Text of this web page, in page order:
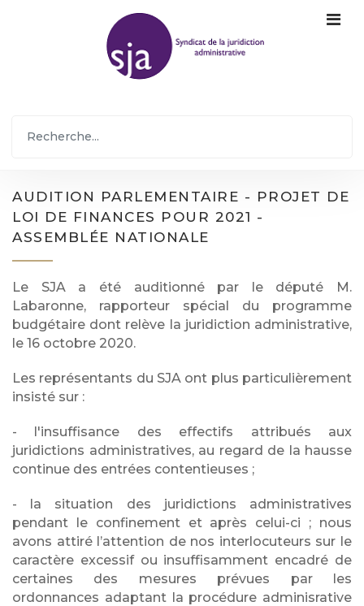
AUDITION PARLEMENTAIRE - PROJET DE
LOI DE FINANCES POUR 2021 -
ASSEMBLÉE NATIONALE
Le SJA a été auditionné par le député M.
Labaronne, rapporteur spécial du programme
budgétaire dont relève la juridiction administrative,
le 16 octobre 2020.
Les représentants du SJA ont plus particulièrement
insisté sur :
- l'insuffisance des effectifs attribués aux
juridictions administratives, au regard de la hausse
continue des entrées contentieuses ;
- la situation des juridictions administratives
pendant le confinement et après celui-ci ; nous
avons attiré l’attention de nos interlocuteurs sur le
caractère excessif ou insuffisamment encadré de
certaines des mesures prévues par les
ordonnances adaptant la procédure adminisrative